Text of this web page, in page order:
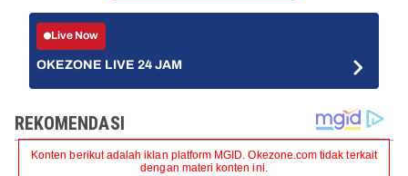
Live Now
OKEZONE LIVE 24 JAM